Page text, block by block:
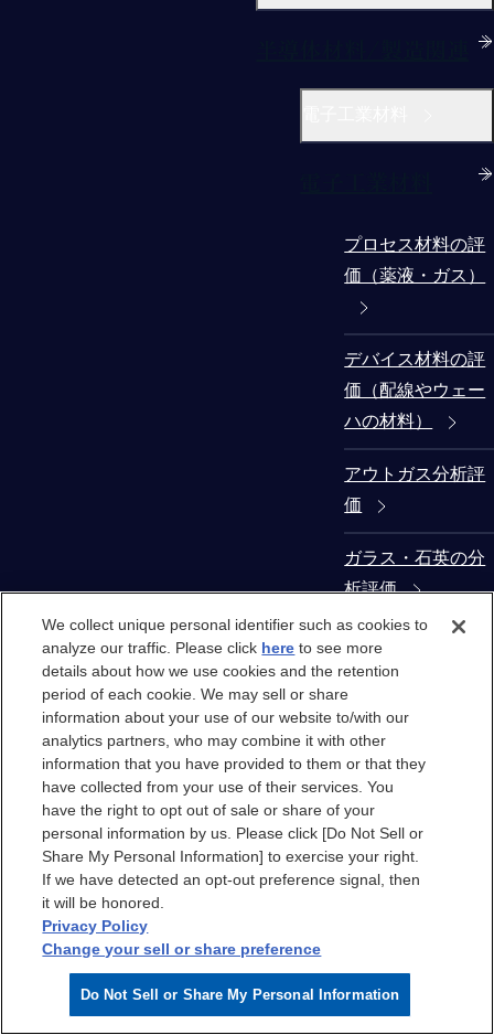
プロセス材料の評
価（薬液・ガス）
デバイス材料の評
価（配線やウェー
ハの材料）
アウトガス分析評
価
ガラス・石英の分
析評価
コンタミネーショ
ン・異物解析
製造装置部材から
の抽出物・溶出物
評価
クリーンルーム
クリーンルームエ
アのケミカル汚染
We collect unique personal identifier such as cookies to
analyze our traffic. Please click here to see more
details about how we use cookies and the retention
period of each cookie. We may sell or share
information about your use of our website to/with our
analytics partners, who may combine it with other
information that you have provided to them or that they
have collected from your use of their services. You
have the right to opt out of sale or share of your
personal information by us. Please click [Do Not Sell or
Share My Personal Information] to exercise your right.
If we have detected an opt-out preference signal, then
it will be honored.
Privacy Policy
Change your sell or share preference
Do Not Sell or Share My Personal Information